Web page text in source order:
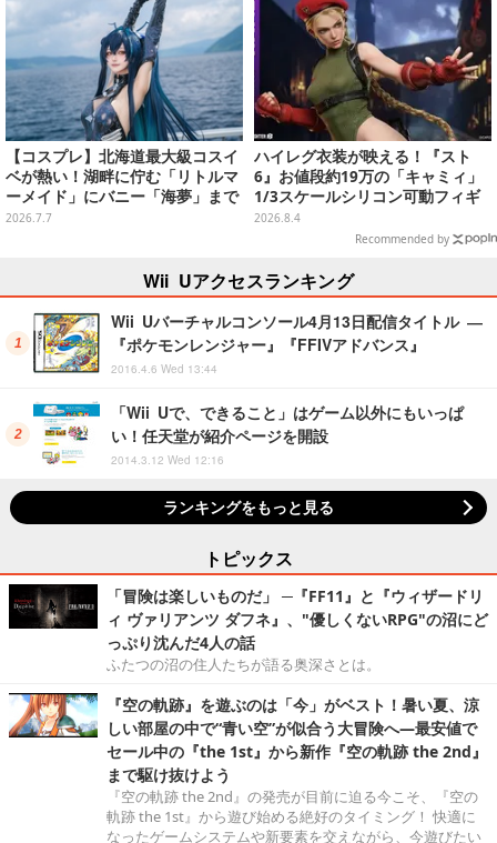
【コスプレ】北海道最大級コスイ
ベが熱い！湖畔に佇む「リトルマ
ーメイド」にバニー「海夢」まで
珠玉の美麗レイヤー12選【写真50
2026.7.7
ハイレグ衣装が映える！『スト
6』お値段約19万の「キャミィ」
1/3スケールシリコン可動フィギ
ュアが圧巻のクオリティ
2026.8.4
Recommended by
Wii Uアクセスランキング
Wii Uバーチャルコンソール4月13日配信タイトル ―
『ポケモンレンジャー』『FFIVアドバンス』
2016.4.6 Wed 13:44
「Wii Uで、できること」はゲーム以外にもいっぱ
い！任天堂が紹介ページを開設
2014.3.12 Wed 12:16
ランキングをもっと見る
トピックス
「冒険は楽しいものだ」 ─『FF11』と『ウィザードリ
ィ ヴァリアンツ ダフネ』、"優しくないRPG"の沼にど
っぷり沈んだ4人の話
ふたつの沼の住人たちが語る奥深さとは。
『空の軌跡』を遊ぶのは「今」がベスト！暑い夏、涼
しい部屋の中で“青い空”が似合う大冒険へ―最安値で
セール中の『the 1st』から新作『空の軌跡 the 2nd』
まで駆け抜けよう
『空の軌跡 the 2nd』の発売が目前に迫る今こそ、『空の
軌跡 the 1st』から遊び始める絶好のタイミング！ 快適に
なったゲームシステムや新要素を交えながら、今遊びたい